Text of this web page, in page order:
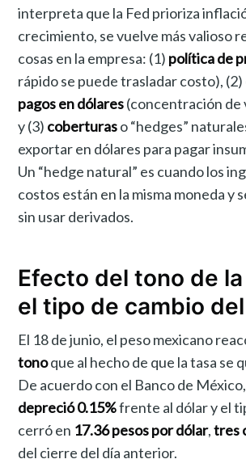
interpreta que la Fed prioriza
crecimiento, se vuelve más valioso
cosas en la empresa: (1) política de
rápido se puede trasladar costo), (2)
pagos en dólares(concentración de
y (3) coberturaso “hedges”
exportar en dólares para pagar
Un “hedge natural” es cuando los
costos están en la misma moneda y
sin usar derivados.
Efecto del tono de
el tipo de cambio
El 18 de junio, el peso mexicano
tonoque al hecho de que la tasa se
De acuerdo con el Banco de
depreció 0.15%frente al dólar y el
cerró en 17.36 pesos por dólar,tres
del cierre del día anterior.